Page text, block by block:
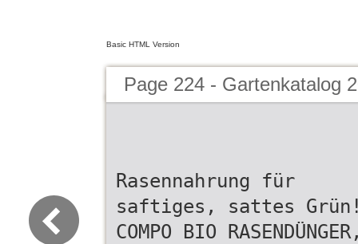
Basic HTML Version
Page 224 - Gartenkatalog
Rasennahrung für
saftiges, sattes
COMPO BIO